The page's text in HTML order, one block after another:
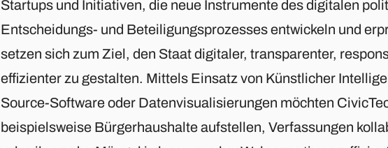
Startups und Initiativen, die neue Instrumente des digitalen
Entscheidungs- und Beteiligungsprozesses entwickeln und
setzen sich zum Ziel, den Staat digitaler, transparenter,
effizienter zu gestalten. Mittels Einsatz von Künstlicher
Source-Software oder Datenvisualisierungen möchten
beispielsweise Bürgerhaushalte aufstellen, Verfassungen